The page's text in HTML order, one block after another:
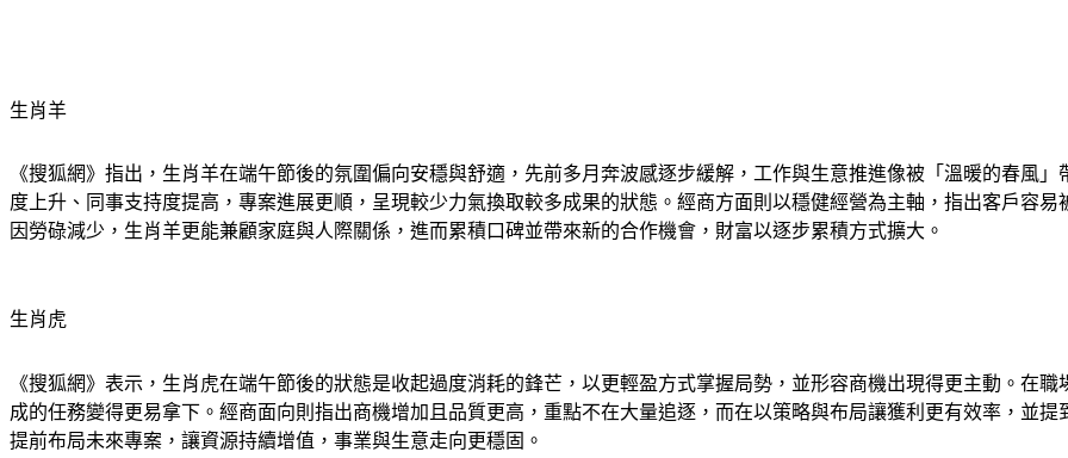
生肖羊
《搜狐網》指出，生肖羊在端午節後的氛圍偏向安穩與舒適，先前多月奔波感逐步緩解，工作與生意推進像被「溫暖的春風
度上升、同事支持度提高，專案進展更順，呈現較少力氣換取較多成果的狀態。經商方面則以穩健經營為主軸，指出客戶容
因勞碌減少，生肖羊更能兼顧家庭與人際關係，進而累積口碑並帶來新的合作機會，財富以逐步累積方式擴大。
生肖虎
《搜狐網》表示，生肖虎在端午節後的狀態是收起過度消耗的鋒芒，以更輕盈方式掌握局勢，並形容商機出現得更主動。在
成的任務變得更易拿下。經商面向則指出商機增加且品質更高，重點不在大量追逐，而在以策略與布局讓獲利更有效率，並
提前布局未來專案，讓資源持續增值，事業與生意走向更穩固。